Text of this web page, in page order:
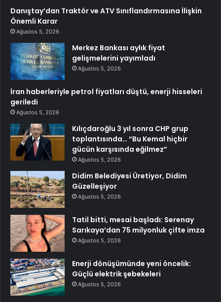
Danıştay’dan Traktör ve ATV Sınıflandırmasına İlişkin
Önemli Karar
Ağustos 5, 2026
Merkez Bankası aylık fiyat
gelişmelerini yayımladı
Ağustos 5, 2026
İran haberleriyle petrol fiyatları düştü, enerji hisseleri
geriledi
Ağustos 5, 2026
Kılıçdaroğlu 3 yıl sonra CHP grup
toplantısında… “Bu Kemal hiçbir
gücün karşısında eğilmez”
Ağustos 5, 2026
Didim Belediyesi Üretiyor, Didim
Güzelleşiyor
Ağustos 5, 2026
Tatil bitti, mesai başladı: Serenay
Sarıkaya’dan 75 milyonluk çifte imza
Ağustos 5, 2026
Enerji dönüşümünde yeni öncelik:
Güçlü elektrik şebekeleri
Ağustos 5, 2026